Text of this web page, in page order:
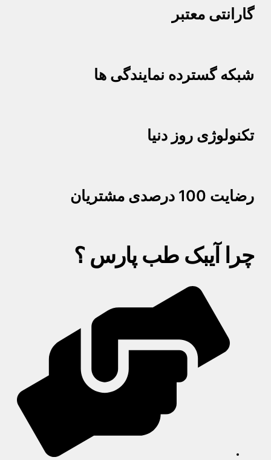
گارانتی معتبر
شبکه گسترده نمایندگی ها
تکنولوژی روز دنیا
رضایت 100 درصدی مشتریان
چرا آیبک طب پارس ؟